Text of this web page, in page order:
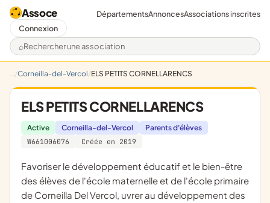
Assoce
Rechercher une association
DépartementsAnnoncesAssociations inscrites
Connexion
Corneilla-del-Vercol ELS PETITS CORNELLARENCS
ELS PETITS CORNELLARENCS
Active Corneilla-del-Vercol
Parents d'élèves
W661006076
Créée en 2019
favoriser le développement éducatif et le bien-être
des élèves de l'école maternelle et de l'école primaire
de Corneilla Del Vercol, uvrer au développement des